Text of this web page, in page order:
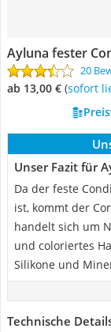
Ayluna fester
20
ab 13,00 € ( Sofort
Unser Fazit für
Da der feste
ist, kommt der
handelt sich um
und coloriertes
Silikone und
Technische